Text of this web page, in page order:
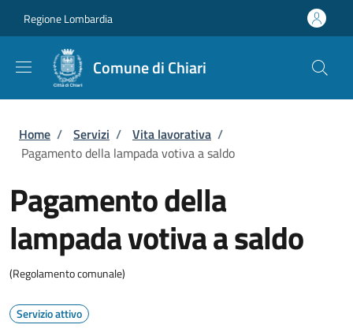
Regione Lombardia
Comune di Chiari
Briciole di pane
Home / Servizi / Vita lavorativa /
Pagamento della lampada votiva a saldo
Pagamento della
lampada votiva a saldo
(Regolamento comunale)
Servizio attivo